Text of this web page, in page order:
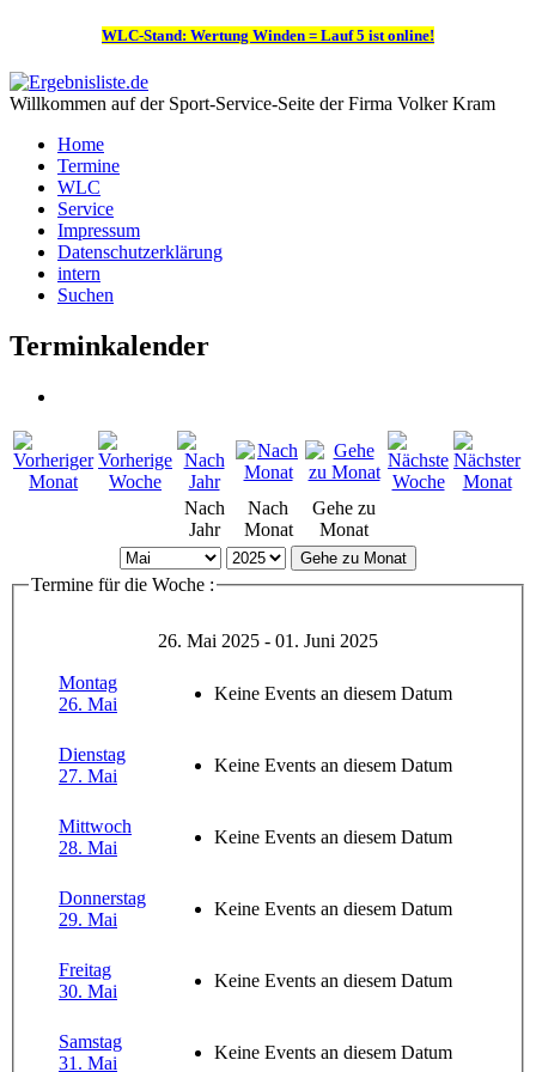
WLC-Stand: Wertung Winden = Lauf 5 ist online!
Willkommen auf der Sport-Service-Seite der Firma Volker Kram
Home
Termine
WLC
Service
Impressum
Datenschutzerklärung
intern
Suchen
Terminkalender
Nach
Jahr
Nach
Monat
Gehe zu
Monat
Gehe zu Monat
Termine für die Woche :
26. Mai 2025 - 01. Juni 2025
Montag
26. Mai
Keine Events an diesem Datum
Dienstag
27. Mai
Keine Events an diesem Datum
Mittwoch
28. Mai
Keine Events an diesem Datum
Donnerstag
29. Mai
Keine Events an diesem Datum
Freitag
30. Mai
Keine Events an diesem Datum
Samstag
31. Mai
Keine Events an diesem Datum